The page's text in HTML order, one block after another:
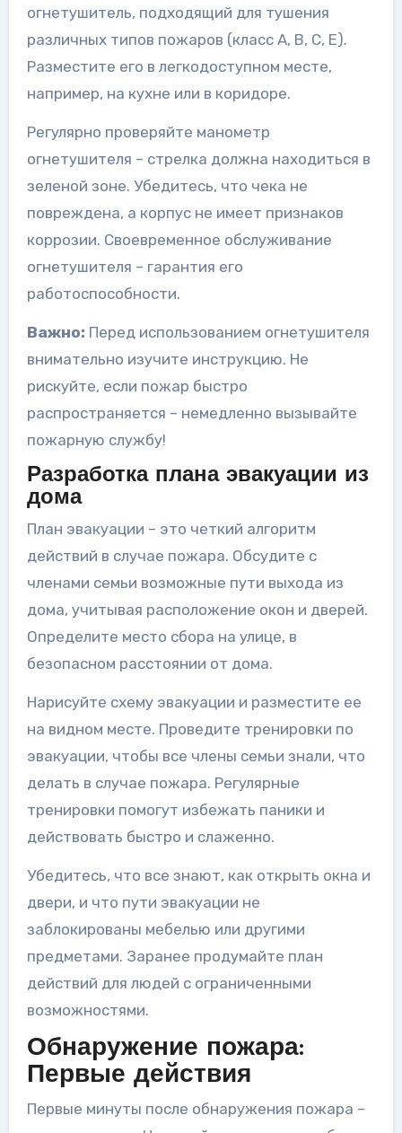
огнетушитель, подходящий для тушения
различных типов пожаров (класс A, B, C, E).
Разместите его в легкодоступном месте,
например, на кухне или в коридоре.
Регулярно проверяйте манометр
огнетушителя – стрелка должна находиться в
зеленой зоне. Убедитесь, что чека не
повреждена, а корпус не имеет признаков
коррозии. Своевременное обслуживание
огнетушителя – гарантия его
работоспособности.
Важно: Перед использованием огнетушителя
внимательно изучите инструкцию. Не
рискуйте, если пожар быстро
распространяется – немедленно вызывайте
пожарную службу!
Разработка плана эвакуации из
дома
План эвакуации – это четкий алгоритм
действий в случае пожара. Обсудите с
членами семьи возможные пути выхода из
дома, учитывая расположение окон и дверей.
Определите место сбора на улице, в
безопасном расстоянии от дома.
Нарисуйте схему эвакуации и разместите ее
на видном месте. Проведите тренировки по
эвакуации, чтобы все члены семьи знали, что
делать в случае пожара. Регулярные
тренировки помогут избежать паники и
действовать быстро и слаженно.
Убедитесь, что все знают, как открыть окна и
двери, и что пути эвакуации не
заблокированы мебелью или другими
предметами. Заранее продумайте план
действий для людей с ограниченными
возможностями.
Обнаружение пожара:
Первые действия
Первые минуты после обнаружения пожара –